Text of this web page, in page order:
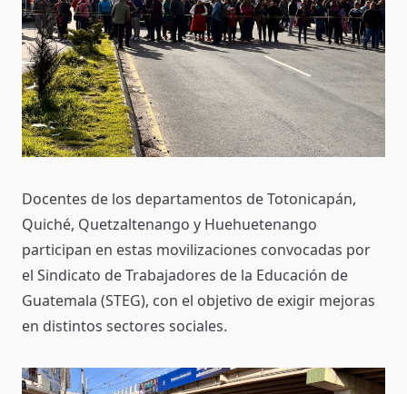
Docentes de los departamentos de Totonicapán,
Quiché, Quetzaltenango y Huehuetenango
participan en estas movilizaciones convocadas por
el Sindicato de Trabajadores de la Educación de
Guatemala (STEG), con el objetivo de exigir mejoras
en distintos sectores sociales.